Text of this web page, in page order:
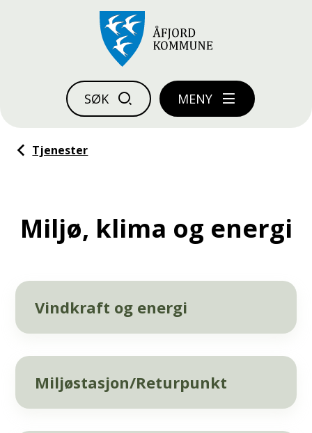
SØK MENY
Du er her:
Tjenester
Miljø, klima og energi
Vindkraft og energi
Miljøstasjon/Returpunkt